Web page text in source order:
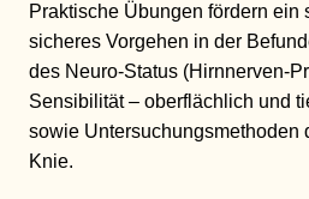
Praktische Übungen fördern ein
sicheres Vorgehen in der
des Neuro-Status (Hirnnerven-
Sensibilität – oberflächlich und
sowie Untersuchungsmethoden
Knie.